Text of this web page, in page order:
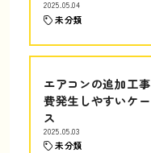
2025.05.04
未分類
エアコンの追加工事
費発生しやすいケー
ス
2025.05.03
未分類